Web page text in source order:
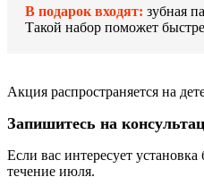
В подарок входят: зубная
Такой набор поможет
Акция распространяется на
Запишитесь на
Если вас интересует
течение июля.